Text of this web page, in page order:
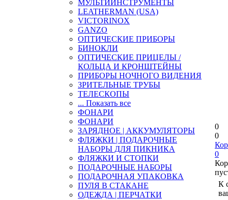
МУЛЬТИИНСТРУМЕНТЫ
LEATHERMAN (USA)
VICTORINOX
GANZO
ОПТИЧЕСКИЕ ПРИБОРЫ
БИНОКЛИ
ОПТИЧЕСКИЕ ПРИЦЕЛЫ /
КОЛЬЦА И КРОНШТЕЙНЫ
ПРИБОРЫ НОЧНОГО ВИДЕНИЯ
ЗРИТЕЛЬНЫЕ ТРУБЫ
ТЕЛЕСКОПЫ
... Показать все
ФОНАРИ
ФОНАРИ
ЗАРЯДНОЕ | АККУМУЛЯТОРЫ
ФЛЯЖКИ | ПОДАРОЧНЫЕ
НАБОРЫ ДЛЯ ПИКНИКА
ФЛЯЖКИ И СТОПКИ
ПОДАРОЧНЫЕ НАБОРЫ
ПОДАРОЧНАЯ УПАКОВКА
ПУЛЯ В СТАКАНЕ
ОДЕЖДА | ПЕРЧАТКИ
0
0
0
К